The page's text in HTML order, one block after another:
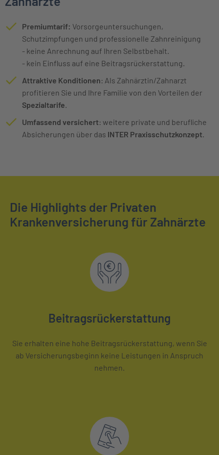
Premiumtarif: Vorsorgeuntersuchungen,
Schutzimpfungen und professionelle Zahnreinigung
- keine Anrechnung auf Ihren Selbstbehalt.
- kein Einfluss auf eine Beitragsrückerstattung.
Attraktive Konditionen: Als Zahnärztin/Zahnarzt
profitieren Sie und Ihre Familie von den Vorteilen der
Spezialtarife
Umfassend versichert: weitere private und berufliche
Absicherungen über das INTER Praxisschutzkonzept
Die Highlights der Privaten
Krankenversicherung für Zahnärzte
Beitragsrückerstattung
Sie erhalten eine hohe Beitragsrückerstattung, wenn Sie
ab Versicherungsbeginn keine Leistungen in Anspruch
nehmen.